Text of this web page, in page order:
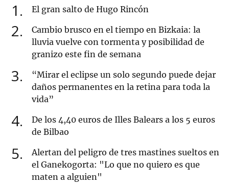
1 El gran salto de Hugo Rincón
2
Cambio brusco en el tiempo en Bizkaia: la
lluvia vuelve con tormenta y posibilidad de
granizo este fin de semana
3
“Mirar el eclipse un solo segundo puede dejar
daños permanentes en la retina para toda la
vida”
4
De los 4,40 euros de Illes Balears a los 5 euros
de Bilbao
5
Alertan del peligro de tres mastines sueltos en
el Ganekogorta: "Lo que no quiero es que
maten a alguien"